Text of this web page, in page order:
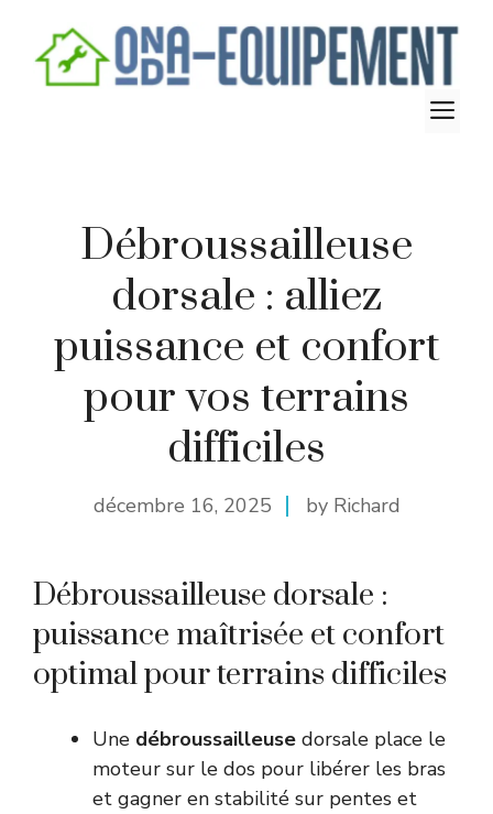
contenu
Débroussailleuse
dorsale : alliez
puissance et confort
pour vos terrains
difficiles
décembre 16, 2025 by Richard
Débroussailleuse dorsale :
puissance maîtrisée et confort
optimal pour terrains difficiles
Une débroussailleuse dorsale place le
moteur sur le dos pour libérer les bras
et gagner en stabilité sur pentes et